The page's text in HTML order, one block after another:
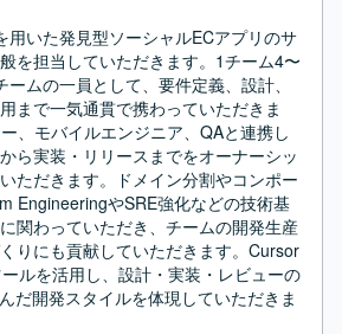
用いた発見型ソーシャルECアプリのサ
を担当していただきます。1チーム4〜
ムの一員として、要件定義、設計、
まで一気通貫で携わっていただきま
、モバイルエンジニア、QAと連携し
ら実装・リリースまでをオーナーシッ
ただきます。ドメイン分割やコンポー
EngineeringやSRE強化などの技術基
関わっていただき、チームの開発生産
りにも貢献していただきます。Cursor
ルを活用し、設計・実装・レビューの
だ開発スタイルを体現していただきま